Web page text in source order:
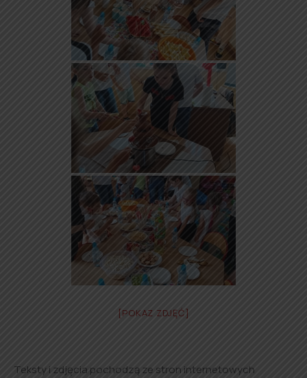
[POKAZ ZDJĘĆ]
Teksty i zdjęcia pochodzą ze stron internetowych